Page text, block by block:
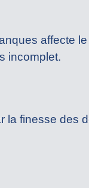
affecte
incomplet.
finesse des